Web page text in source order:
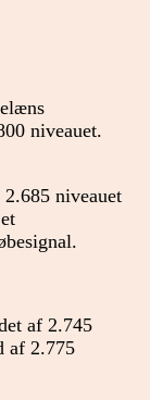
niveauet.
niveauet
af 2.745
af 2.775